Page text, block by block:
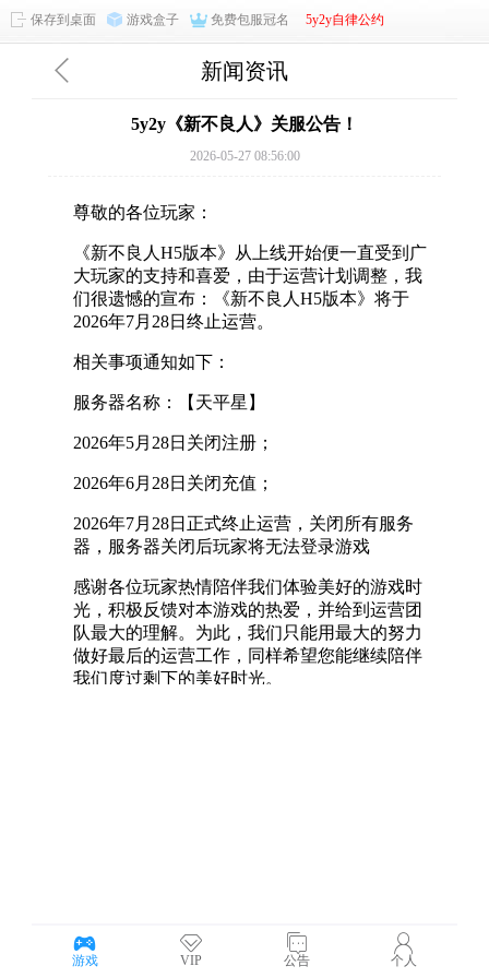
保存到桌面 游戏盒子 免费包服冠名 5y2y自律公约
新闻资讯
5y2y《新不良人》关服公告！
2026-05-27 08:56:00
游戏 VIP 公告 个人